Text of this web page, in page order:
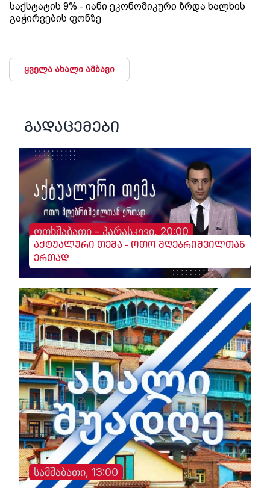
საქსტატის 9% - იანი ეკონომიკური ზრდა ხალხის
გაჭირვების ფონზე
ყველა ახალი ამბავი
გადაცემები
ოთხშაბათი - პარასკევი, 20:00
აქტუალური თემა - ოთო მღებრიშვილთან
ერთად
სამშაბათი, 13:00